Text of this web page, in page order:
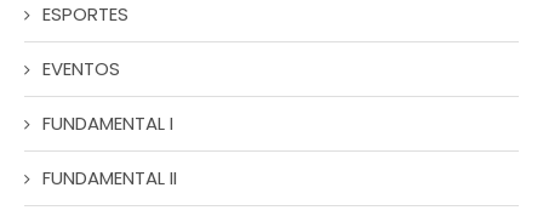
ESPORTES
EVENTOS
FUNDAMENTAL I
FUNDAMENTAL II